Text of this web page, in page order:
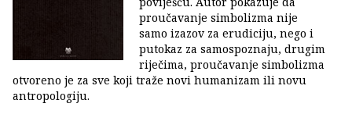
proučavanje simbolizma nije
samo izazov za erudiciju, nego i
putokaz za samospoznaju, drugim
riječima, proučavanje simbolizma
otvoreno je za sve koji traže novi humanizam ili novu
antropologiju.